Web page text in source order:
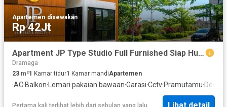
Apartemen·disewakan
Rp 42Jt
Apartment JP Type Studio Full Furnished Siap Huni Siap Sewa Dramaga Bogor
Dramaga
23 m²1 Kamar tidur1 Kamar mandiApartemen
·AC·Balkon· Lemari pakaian bawaan·Garasi·Cctv·Pramutamu·Deck
Pertama kali terlihat lebih dari sebulan yang lalu